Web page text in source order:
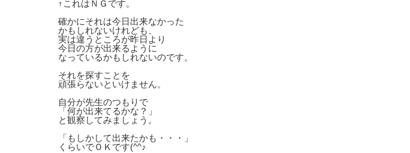
↑これはＮＧです。
確かにそれは今日出来なかった
かもしれないけれども、
実は違うところが昨日より
今日の方が出来るように
なっているかもしれないのです。
それを探すことを
頑張らないといけません。
自分が先生のつもりで
「何が出来てるかな？」
と観察してみましょう。
「もしかして出来たかも・・・」
くらいでＯＫです(^^♪